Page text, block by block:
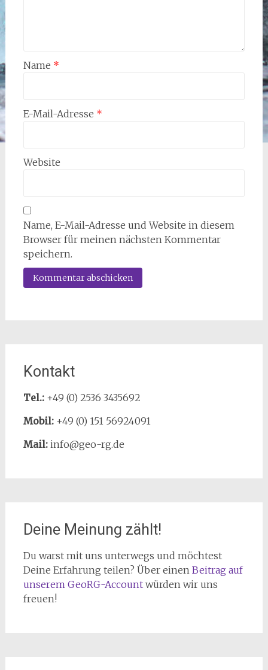
Name *
E-Mail-Adresse *
Website
Name, E-Mail-Adresse und Website in diesem
Browser für meinen nächsten Kommentar
speichern.
Kontakt
Tel.:+49 (0) 2536 3435692
Mobil:+49 (0) 151 56924091
Mail:info@geo-rg.de
Deine Meinung zählt!
Du warst mit uns unterwegs und möchtest
Deine Erfahrung teilen? Über einen Beitrag auf
unserem GeoRG-Accountwürden wir uns
freuen!